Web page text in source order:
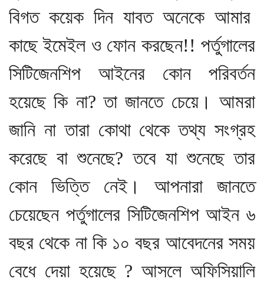
বিগত কয়েক দিন যাবত অনেকে আমার
কাছে ইমেইল ও ফোন করছেন!! পর্তুগালের
সিটিজেনশিপ আইনের কোন পরিবর্তন
হয়েছে কি না? তা জানতে চেয়ে। আমরা
জানি না তারা কোথা থেকে তথ্য সংগ্রহ
করেছে বা শুনেছে? তবে যা শুনেছে তার
কোন ভিত্তি নেই। আপনারা জানতে
চেয়েছেন পর্তুগালের সিটিজেনশিপ আইন ৬
বছর থেকে না কি ১০ বছর আবেদনের সময়
বেধে দেয়া হয়েছে ? আসলে অফিসিয়ালি